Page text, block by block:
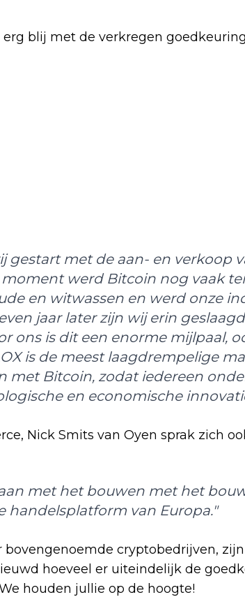
blij met de verkregen
gestart met de aan- en verkoop
werd Bitcoin nog vaak
en witwassen en werd onze
jaar later zijn wij erin
ons is dit een enorme mijlpaal,
is de meest laagdrempelige
met Bitcoin, zodat iedereen
en economische
Nick Smits van Oyen sprak zich
met het bouwen met het
handelsplatform van Europa."
cryptobedrijven,
hoeveel er uiteindelijk de
houden jullie op de hoogte!